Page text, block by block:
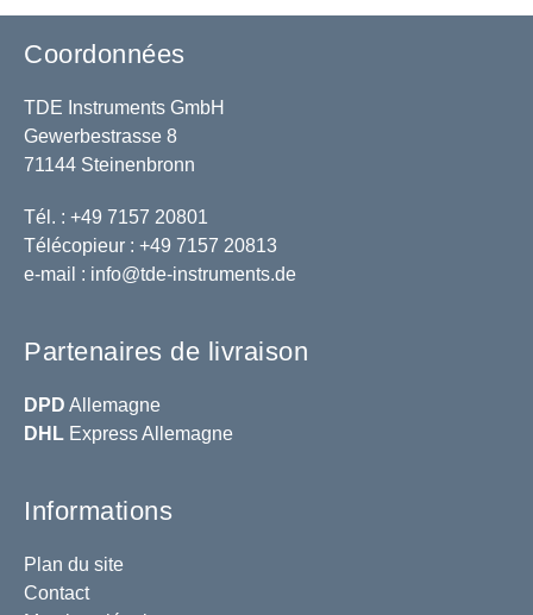
Coordonnées
TDE Instruments GmbH
Gewerbestrasse 8
71144 Steinenbronn
Tél. : +49 7157 20801
Télécopieur : +49 7157 20813
e-mail : info@tde-instruments.de
Partenaires de livraison
DPD Allemagne
DHL Express Allemagne
Informations
Plan du site
Contact